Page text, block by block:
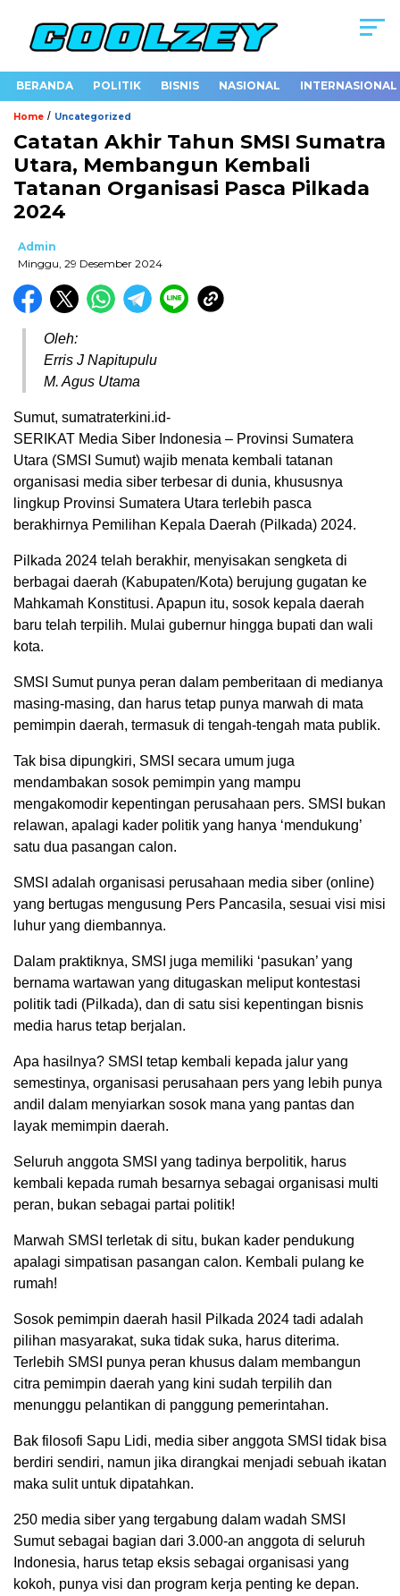
BERANDA POLITIK BISNIS NASIONAL INTERNASIONAL
Home / Uncategorized
Catatan Akhir Tahun SMSI Sumatra
Utara, Membangun Kembali
Tatanan Organisasi Pasca Pilkada
2024
Admin
Minggu, 29 Desember 2024
Oleh:
Erris J Napitupulu
M. Agus Utama
Sumut, sumatraterkini.id-
SERIKAT Media Siber Indonesia – Provinsi Sumatera
Utara (SMSI Sumut) wajib menata kembali tatanan
organisasi media siber terbesar di dunia, khususnya
lingkup Provinsi Sumatera Utara terlebih pasca
berakhirnya Pemilihan Kepala Daerah (Pilkada) 2024.
Pilkada 2024 telah berakhir, menyisakan sengketa di
berbagai daerah (Kabupaten/Kota) berujung gugatan ke
Mahkamah Konstitusi. Apapun itu, sosok kepala daerah
baru telah terpilih. Mulai gubernur hingga bupati dan wali
kota.
SMSI Sumut punya peran dalam pemberitaan di medianya
masing-masing, dan harus tetap punya marwah di mata
pemimpin daerah, termasuk di tengah-tengah mata publik.
Tak bisa dipungkiri, SMSI secara umum juga
mendambakan sosok pemimpin yang mampu
mengakomodir kepentingan perusahaan pers. SMSI bukan
relawan, apalagi kader politik yang hanya ‘mendukung’
satu dua pasangan calon.
SMSI adalah organisasi perusahaan media siber (online)
yang bertugas mengusung Pers Pancasila, sesuai visi misi
luhur yang diembannya.
Dalam praktiknya, SMSI juga memiliki ‘pasukan’ yang
bernama wartawan yang ditugaskan meliput kontestasi
politik tadi (Pilkada), dan di satu sisi kepentingan bisnis
media harus tetap berjalan.
Apa hasilnya? SMSI tetap kembali kepada jalur yang
semestinya, organisasi perusahaan pers yang lebih punya
andil dalam menyiarkan sosok mana yang pantas dan
layak memimpin daerah.
Seluruh anggota SMSI yang tadinya berpolitik, harus
kembali kepada rumah besarnya sebagai organisasi multi
peran, bukan sebagai partai politik!
Marwah SMSI terletak di situ, bukan kader pendukung
apalagi simpatisan pasangan calon. Kembali pulang ke
rumah!
Sosok pemimpin daerah hasil Pilkada 2024 tadi adalah
pilihan masyarakat, suka tidak suka, harus diterima.
Terlebih SMSI punya peran khusus dalam membangun
citra pemimpin daerah yang kini sudah terpilih dan
menunggu pelantikan di panggung pemerintahan.
Bak filosofi Sapu Lidi, media siber anggota SMSI tidak bisa
berdiri sendiri, namun jika dirangkai menjadi sebuah ikatan
maka sulit untuk dipatahkan.
250 media siber yang tergabung dalam wadah SMSI
Sumut sebagai bagian dari 3.000-an anggota di seluruh
Indonesia, harus tetap eksis sebagai organisasi yang
kokoh, punya visi dan program kerja penting ke depan.